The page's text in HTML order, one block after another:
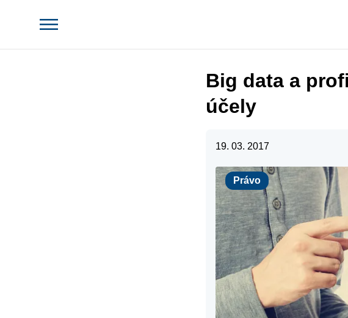
Big data a
účely
19. 03. 2017
Právo
Právo